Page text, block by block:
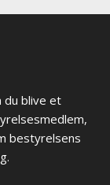
du blive et
bestyrelsens